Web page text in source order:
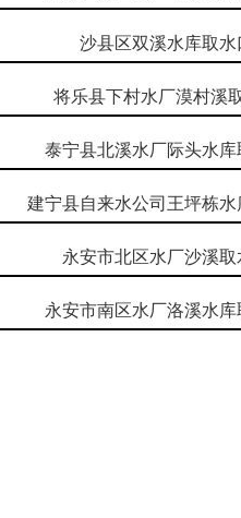
沙县区双溪水库取水
将乐县下村水厂漠村溪
泰宁县北溪水厂际头水库
建宁县自来水公司王坪栋水
永安市北区水厂沙溪取
永安市南区水厂洛溪水库